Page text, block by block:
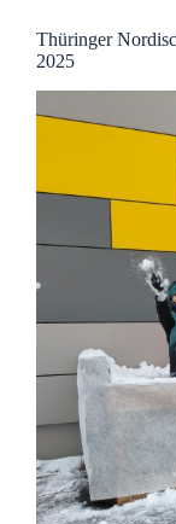
Thüringer
2025